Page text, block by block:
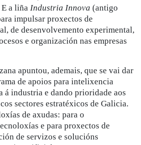
a liña Industria Innova (antigo
impulsar proxectos de
de desenvolvemento experimental,
e organización nas empresas
apuntou, ademais, que se vai dar
de apoios para intelixencia
industria e dando prioridade aos
sectores estratéxicos de Galicia.
de axudas: para o
e para proxectos de
de servizos e solucións